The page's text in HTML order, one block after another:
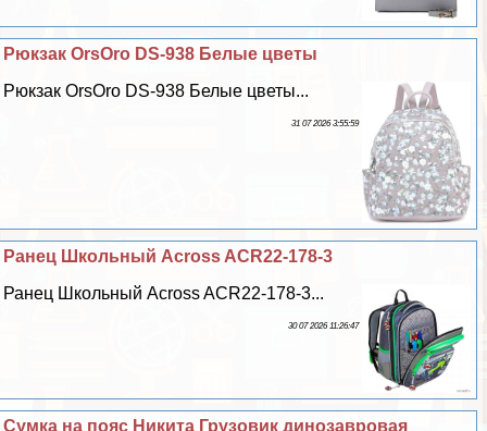
Рюкзак OrsOro DS-938 Белые цветы
Рюкзак OrsOro DS-938 Белые цветы...
31 07 2026 3:55:59
Ранец Школьный Across ACR22-178-3
Ранец Школьный Across ACR22-178-3...
30 07 2026 11:26:47
Сумка на пояс Никита Грузовик динозавровая